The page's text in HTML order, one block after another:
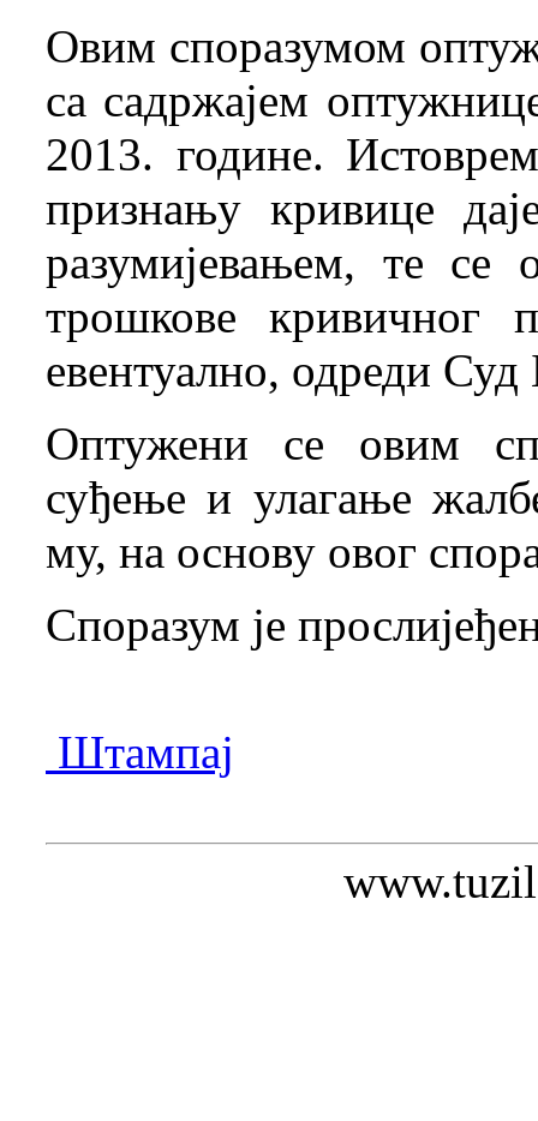
Овим споразумом
са садржајем
2013. године.
признању кривице
разумијевањем, те се
трошкове кривичног
евентуално, одреди
Оптужени се овим
суђење и улагање
му, на основу овог
Споразум је
Штампај